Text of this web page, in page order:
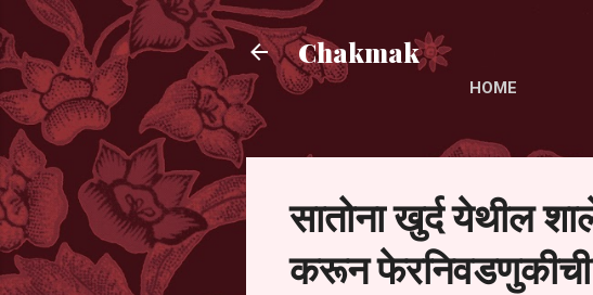
Chakmak
HOME
सातोना खुर्द येथील
करून फेरनिवडणुकीची